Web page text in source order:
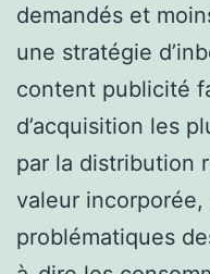
demandés et
une stratégie
content publicité
d’acquisition les
par la distribution
valeur
problématiques